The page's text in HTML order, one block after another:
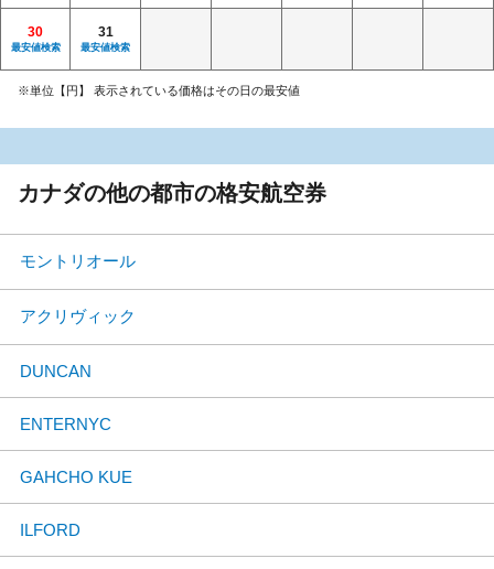
30
最安値検索
31
最安値検索
※単位【円】 表示されている価格はその日の最安値
カナダの他の都市の格安航空券
モントリオール
アクリヴィック
DUNCAN
ENTERNYC
GAHCHO KUE
ILFORD